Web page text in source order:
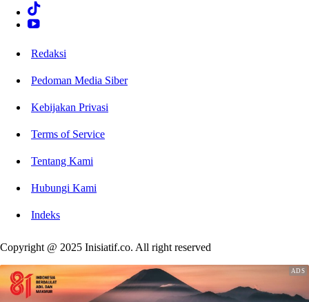
Redaksi
Pedoman Media Siber
Kebijakan Privasi
Terms of Service
Tentang Kami
Hubungi Kami
Indeks
Copyright @ 2025 Inisiatif.co. All right reserved